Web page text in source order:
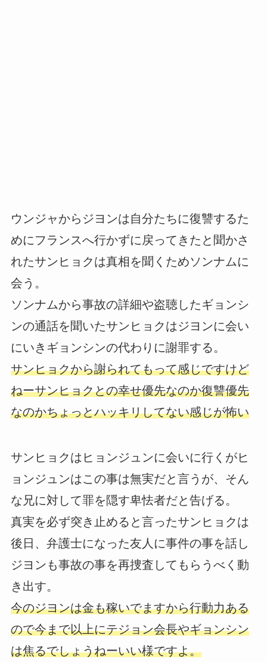
ウンジャからジヨンは自分たちに復讐するた
めにフランスへ行かずに戻ってきたと聞かさ
れたサンヒョクは真相を聞くためソンナムに
会う。
ソンナムから事故の詳細や盗聴したギョンシ
ンの通話を聞いたサンヒョクはジヨンに会い
にいきギョンシンの代わりに謝罪する。
サンヒョクから謝られてもって感じですけど
ねーサンヒョクとの幸せ優先なのか復讐優先
なのかちょっとハッキリしてない感じが怖い
サンヒョクはヒョンジュンに会いに行くがヒ
ョンジュンはこの事は無実だと言うが、そん
な兄に対して罪を隠す卑怯者だと告げる。
真実を必ず突き止めると言ったサンヒョクは
後日、弁護士になった友人に事件の事を話し
ジヨンも事故の事を再捜査してもらうべく動
き出す。
今のジヨンは金も稼いでますから行動力ある
ので今まで以上にテジョン会長やギョンシン
は焦るでしょうねーいい様ですよ。